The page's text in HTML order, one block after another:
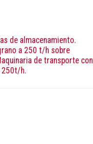
de almacenamiento.
a 250 t/h sobre
de transporte con
250t/h.